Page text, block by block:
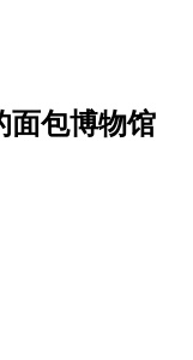
包博物馆